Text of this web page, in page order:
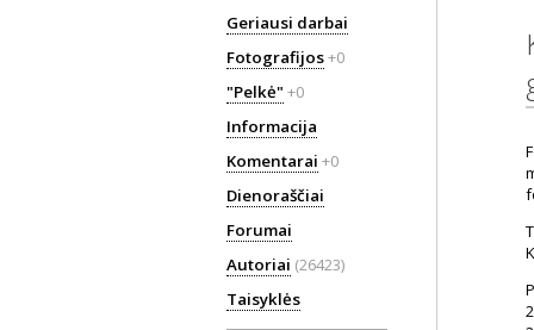
Geriausi darbai
Fotografijos+0
"Pelkė" +0
Informacija
Komentarai +0
Dienoraščiai
Forumai
Autoriai (26423)
Taisyklės